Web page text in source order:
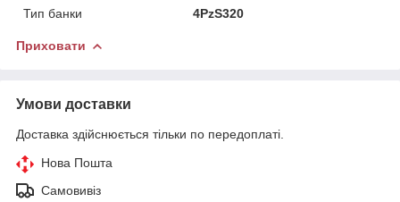
Тип банки
4PzS320
Приховати
Умови доставки
Доставка здійснюється тільки по передоплаті.
Нова Пошта
Самовивіз